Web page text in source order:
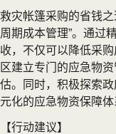
救灾帐篷采购的省钱之
周期成本管理”。通过
收，不仅可以降低采
区建立专门的应急物
估。同时，积极探索
元化的应急物资保障体
【行动建议】